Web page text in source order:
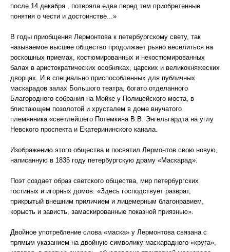
после 14 декабря , потеряла едва перед тем приобретенные
понятия о чести и достоинстве...»
В годы приобщения Лермонтова к петербургскому свету, так
называемое высшее общество продолжает рьяно веселиться на
роскошных приемах, костюмированных и некостюмированных
балах в аристократических особняках, царских и великокняжеских
дворцах. И в специально приспособленных для публичных
маскарадов залах Большого театра, богато отделанного
Благородного собрания на Мойке у Полицейского моста, в
блистающем позолотой и хрусталем в доме внучатого
племянника «светлейшего Потемкина В.В. Энгельгардта на углу
Невского проспекта и Екатерининского канала.
Изображению этого общества и посвятил Лермонтов свою новую,
написанную в 1835 году петербургскую драму «Маскарад».
Поэт создает образ светского общества, мир петербургских
гостиных и игорных домов. «Здесь господствует разврат,
прикрытый внешним приличием и лицемерным благонравием,
корысть и зависть, замаскированные показной приязнью».
Двойное употребление слова «маска» у Лермонтова связана с
прямым указанием на двойную символику маскарадного «круга»,